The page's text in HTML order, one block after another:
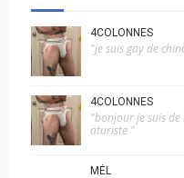
4COLONNES
"je suis gay de
4COLONNES
"bonjour je suis
aturiste "
MÉL